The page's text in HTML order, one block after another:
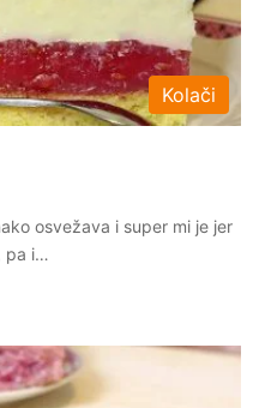
Kolači
osvežava i super mi je jer
pa i…